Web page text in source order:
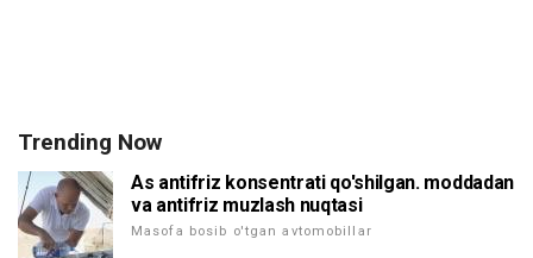
Trending Now
As antifriz konsentrati qo'shilgan. moddadan
va antifriz muzlash nuqtasi
Masofa bosib o'tgan avtomobillar